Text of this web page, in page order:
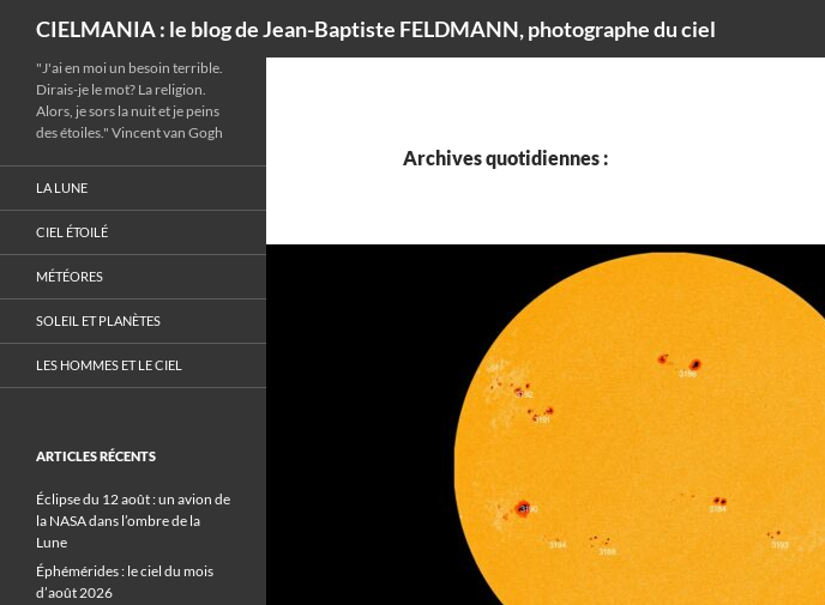
CIELMANIA : le blog de Jean-Baptiste FELDMANN, photographe du ciel
Archives quotidiennes :
"J'ai en moi un besoin terrible.
Dirais-je le mot? La religion.
Alors, je sors la nuit et je peins
des étoiles." Vincent van Gogh
LA LUNE
CIEL ÉTOILÉ
MÉTÉORES
SOLEIL ET PLANÈTES
LES HOMMES ET LE CIEL
ARTICLES RÉCENTS
Éclipse du 12 août : un avion de
la NASA dans l’ombre de la
Lune
Éphémérides : le ciel du mois
d’août 2026